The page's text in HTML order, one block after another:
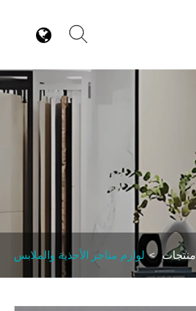
منتجات لوازم متاجر الأحذية والملابس